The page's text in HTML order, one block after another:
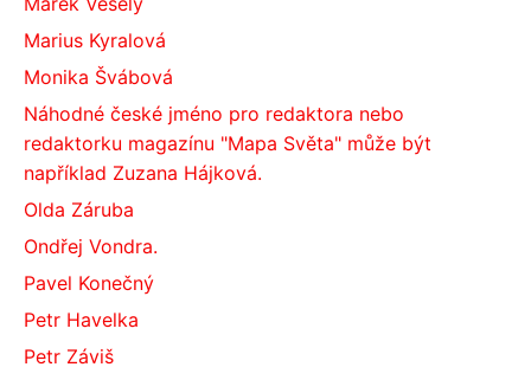
Marius Kyralová
Monika Švábová
Náhodné české jméno pro redaktora nebo
redaktorku magazínu "Mapa Světa" může být
například Zuzana Hájková.
Olda Záruba
Ondřej Vondra.
Pavel Konečný
Petr Havelka
Petr Záviš